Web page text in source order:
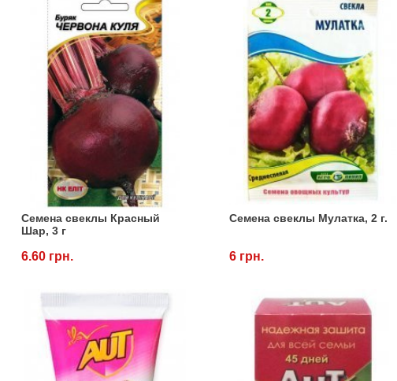
Семена свеклы Красный
Шар, 3 г
6.60 грн.
Семена свеклы Мулатка, 2 г.
6 грн.